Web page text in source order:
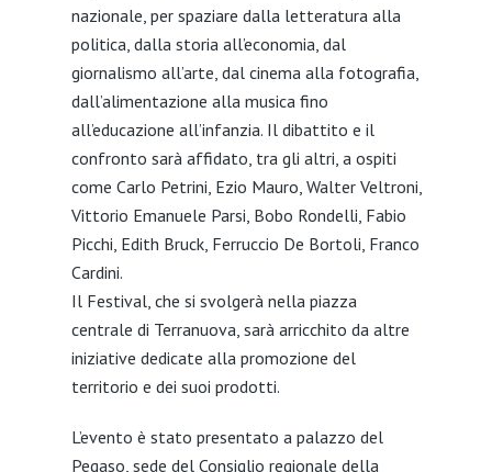
nazionale, per spaziare dalla letteratura alla
politica, dalla storia all’economia, dal
giornalismo all’arte, dal cinema alla fotografia,
dall’alimentazione alla musica fino
all’educazione all’infanzia. Il dibattito e il
confronto sarà affidato, tra gli altri, a ospiti
come Carlo Petrini, Ezio Mauro, Walter Veltroni,
Vittorio Emanuele Parsi, Bobo Rondelli, Fabio
Picchi, Edith Bruck, Ferruccio De Bortoli, Franco
Cardini.
Il Festival, che si svolgerà nella piazza
centrale di Terranuova, sarà arricchito da altre
iniziative dedicate alla promozione del
territorio e dei suoi prodotti.
L’evento è stato presentato a palazzo del
Pegaso, sede del Consiglio regionale della